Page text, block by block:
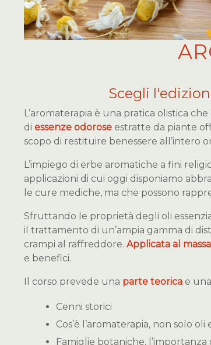
Scegli
L’aromaterapia è una pratica olistica
di essenze odorose estratte da piante
scopo di restituire benessere all’intero
L’impiego di erbe aromatiche a fini
applicazioni di cui oggi disponiamo
le cure mediche, ma che possono
Sfruttando le proprietà degli oli
il trattamento di un’ampia gamma di
crampi al raffreddore. Applicata al
e benefici.
Il corso prevede una parte teorica e
Cenni storici
Cos’è l’aromaterapia, non solo oli
Famiglie botaniche,